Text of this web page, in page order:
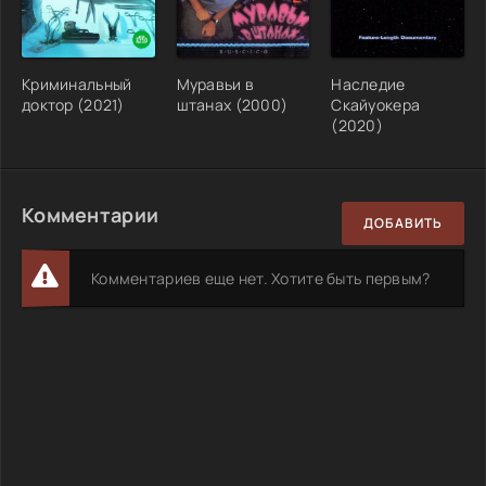
Криминальный
доктор (2021)
Муравьи в
штанах (2000)
Наследие
Скайуокера
(2020)
Комментарии ДОБАВИТЬ
Комментариев еще нет. Хотите быть первым?